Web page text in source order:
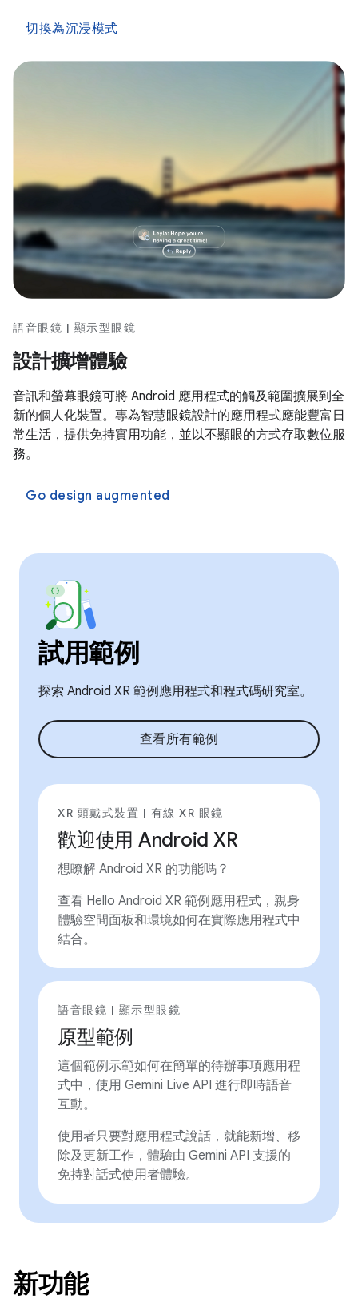
切換為沉浸模式
語音眼鏡 | 顯示型眼鏡
設計擴增體驗
音訊和螢幕眼鏡可將 Android 應用程式的觸及範圍擴展到全
新的個人化裝置。專為智慧眼鏡設計的應用程式應能豐富日
常生活，提供免持實用功能，並以不顯眼的方式存取數位服
務。
Go design augmented
試用範例
探索 Android XR 範例應用程式和程式碼研究室。
查看所有範例
XR 頭戴式裝置 | 有線 XR 眼鏡
歡迎使用 Android XR
想瞭解 Android XR 的功能嗎？
查看 Hello Android XR 範例應用程式，親身
體驗空間面板和環境如何在實際應用程式中
結合。
語音眼鏡 | 顯示型眼鏡
原型範例
這個範例示範如何在簡單的待辦事項應用程
式中，使用 Gemini Live API 進行即時語音
互動。
使用者只要對應用程式說話，就能新增、移
除及更新工作，體驗由 Gemini API 支援的
免持對話式使用者體驗。
新功能